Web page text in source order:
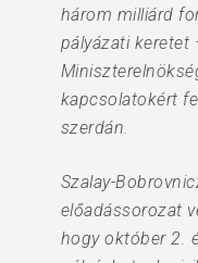
három milliárd
pályázati keretet
kapcsolatokért
szerdán.
Szalay-
előadássorozat
hogy október 2.